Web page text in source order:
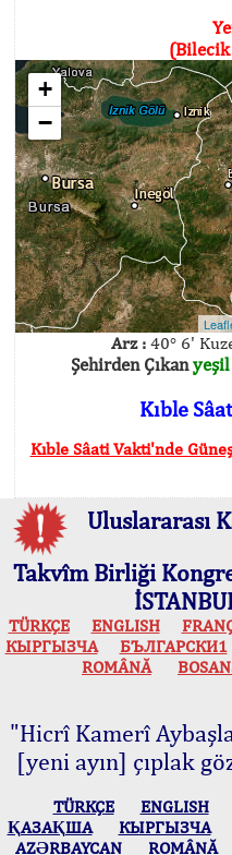
+
−
Arz :40° 6'
Şehirden Çıkanyeşil
Kıble
Kıble Sâati Vakti'nde
Uluslararası
Takvîm Birliği
TÜRKÇE ENGLISH
КЫPГЫЗЧA
БЪЛГАРСКИ1
ROMÂNĂ
"Hicrî Kamerî
[yeni ayın] çıplak
TÜRKÇE ENGLISH
ҚАЗАҚША
КЫPГЫЗЧA
AZӘRBAYCAN
ROMÂNĂ